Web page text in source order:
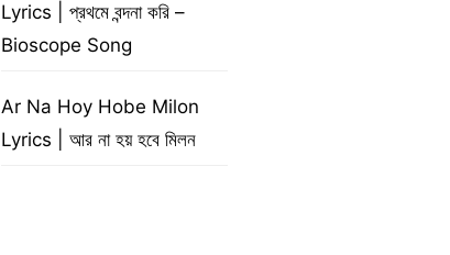
Lyrics | প্রথমে বন্দনা করি –
Bioscope Song
Ar Na Hoy Hobe Milon
Lyrics | আর না হয় হবে মিলন